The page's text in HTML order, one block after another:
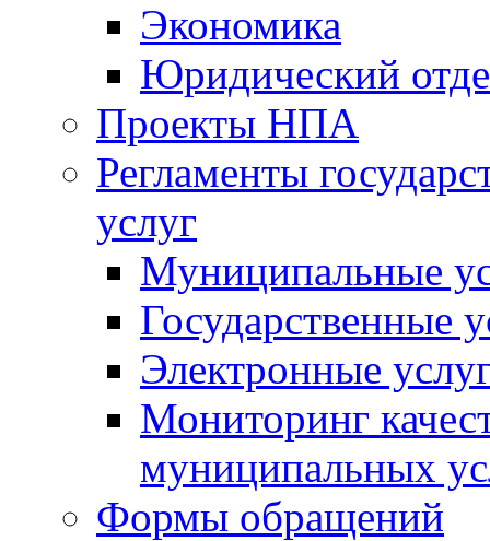
Экономика
Юридический
Проекты НПА
Регламенты
услуг
Муниципальные
Государственные
Электронные
Мониторинг
муниципальных
Формы обращений